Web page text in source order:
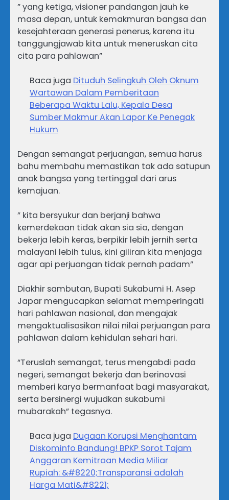
” yang ketiga, visioner pandangan jauh ke
masa depan, untuk kemakmuran bangsa dan
kesejahteraan generasi penerus, karena itu
tanggungjawab kita untuk meneruskan cita
cita para pahlawan”
Baca juga Dituduh Selingkuh Oleh Oknum
Wartawan Dalam Pemberitaan
Beberapa Waktu Lalu, Kepala Desa
Sumber Makmur Akan Lapor Ke Penegak
Hukum
Dengan semangat perjuangan, semua harus
bahu membahu memastikan tak ada satupun
anak bangsa yang tertinggal dari arus
kemajuan.
” kita bersyukur dan berjanji bahwa
kemerdekaan tidak akan sia sia, dengan
bekerja lebih keras, berpikir lebih jernih serta
malayani lebih tulus, kini giliran kita menjaga
agar api perjuangan tidak pernah padam”
Diakhir sambutan, Bupati Sukabumi H. Asep
Japar mengucapkan selamat memperingati
hari pahlawan nasional, dan mengajak
mengaktualisasikan nilai nilai perjuangan para
pahlawan dalam kehidulan sehari hari.
“Teruslah semangat, terus mengabdi pada
negeri, semangat bekerja dan berinovasi
memberi karya bermanfaat bagi masyarakat,
serta bersinergi wujudkan sukabumi
mubarakah” tegasnya.
Baca juga Dugaan Korupsi Menghantam
Diskominfo Bandung! BPKP Sorot Tajam
Anggaran Kemitraan Media Miliar
Rupiah: &#8220;Transparansi adalah
Harga Mati&#8221;